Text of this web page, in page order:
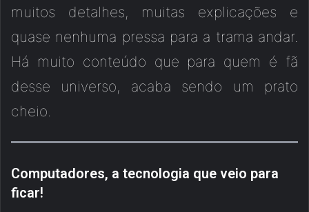
muitos detalhes, muitas explicações e
quase nenhuma pressa para a trama andar.
Há muito conteúdo que para quem é fã
desse universo, acaba sendo um prato
cheio.
Computadores, a tecnologia que veio para
ficar!